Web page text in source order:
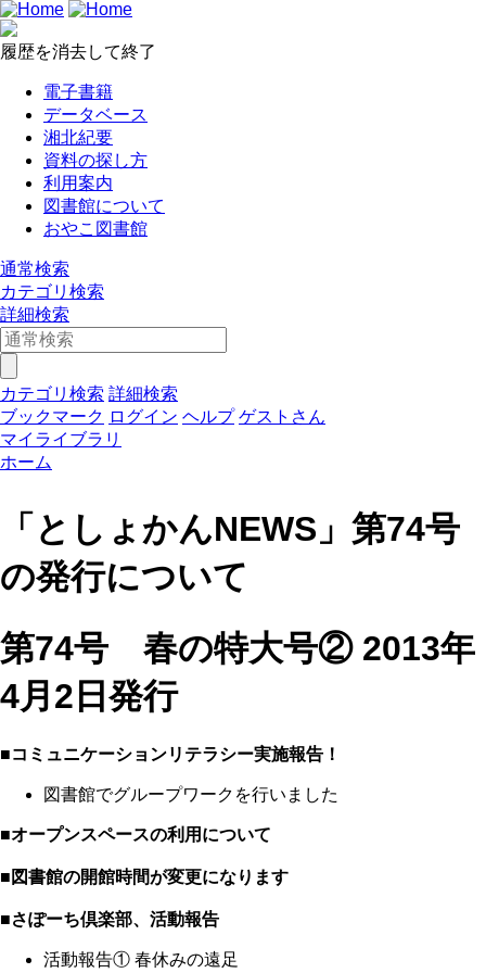
履歴を消去して終了
電子書籍
データベース
湘北紀要
資料の探し方
利用案内
図書館について
おやこ図書館
通常検索
カテゴリ検索
詳細検索
カテゴリ検索 詳細検索
ブックマーク ログイン ヘルプ ゲストさん
マイライブラリ
ホーム
「としょかんNEWS」第74号
の発行について
第74号 春の特大号② 2013年
4月2日発行
■コミュニケーションリテラシー実施報告！
図書館でグループワークを行いました
■オープンスペースの利用について
■図書館の開館時間が変更になります
■さぽーち倶楽部、活動報告
活動報告① 春休みの遠足